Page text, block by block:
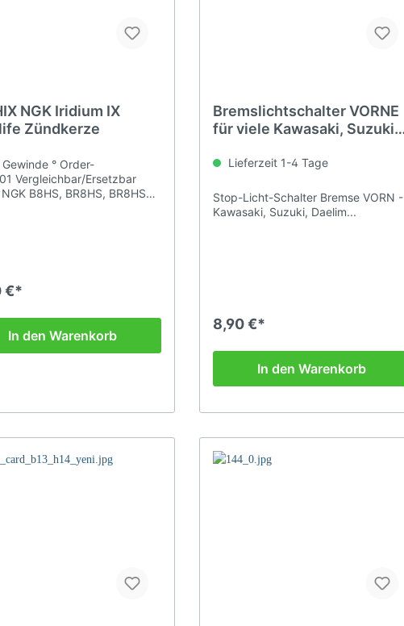
NGK Iridium IX
Zündkerze
° Order-
Vergleichbar/Ersetzbar
B8HS, BR8HS, BR8HSA
€*
In den Warenkorb
Bremslichtschalter VORNE
für viele Kawasaki, Suzuki
Lieferzeit 1-4 Tage
Stop-Licht-Schalter Bremse VORN -
Kawasaki, Suzuki, Daelim...
8,90 €*
In den Warenkorb